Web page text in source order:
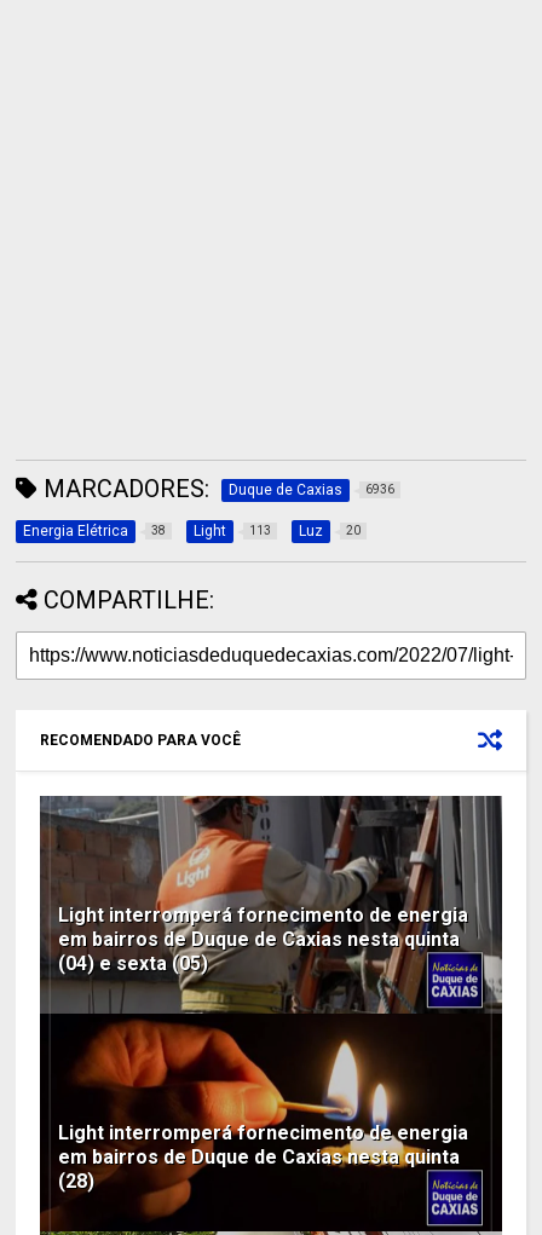
MARCADORES: Duque de Caxias 6936
Energia Elétrica 38 Light 113 Luz 20
COMPARTILHE:
RECOMENDADO PARA VOCÊ
Light interromperá fornecimento de energia
em bairros de Duque de Caxias nesta quinta
(04) e sexta (05)
Light interromperá fornecimento de energia
em bairros de Duque de Caxias nesta quinta
(28)